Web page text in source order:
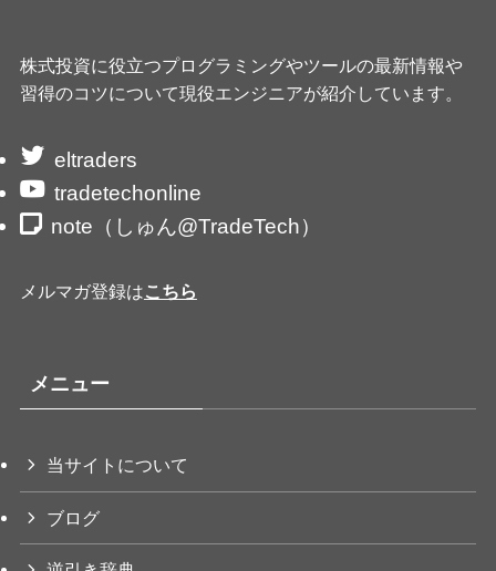
株式投資に役立つプログラミングやツールの最新情報や
習得のコツについて現役エンジニアが紹介しています。
eltraders
tradetechonline
note（しゅん@TradeTech）
メルマガ登録はこちら
メニュー
当サイトについて
ブログ